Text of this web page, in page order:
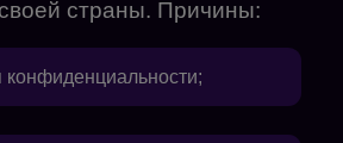
страны. Причины:
конфиденциальности;